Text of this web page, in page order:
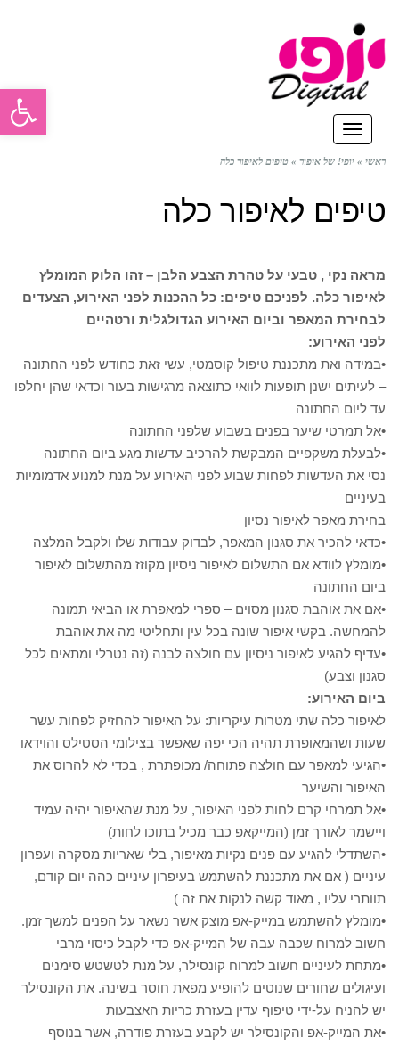
תפריט
ראשי » יופי! של איפור » טיפים לאיפור כלה
טיפים לאיפור כלה
מראה נקי , טבעי על טהרת הצבע הלבן – זהו הלוק המומלץ
לאיפור כלה. לפניכם טיפים: כל ההכנות לפני האירוע, הצעדים
לבחירת המאפר וביום האירוע הגדולגלית ורטהיים
לפני האירוע:
•במידה ואת מתכננת טיפול קוסמטי, עשי זאת כחודש לפני החתונה
– לעיתים ישנן תופעות לוואי כתוצאה מרגישות בעור וכדאי שהן יחלפו
עד ליום החתונה
•אל תמרטי שיער בפנים בשבוע שלפני החתונה
•לבעלת משקפיים המבקשת להרכיב עדשות מגע ביום החתונה –
נסי את העדשות לפחות שבוע לפני האירוע על מנת למנוע אדמומיות
בעיניים
בחירת מאפר לאיפור נסיון
•כדאי להכיר את סגנון המאפר, לבדוק עבודות שלו ולקבל המלצה
•מומלץ לוודא אם התשלום לאיפור ניסיון מקוזז מהתשלום לאיפור
ביום החתונה
•אם את אוהבת סגנון מסוים – ספרי למאפרת או הביאי תמונה
להמחשה. בקשי איפור שונה בכל עין ותחליטי מה את אוהבת
•עדיף להגיע לאיפור ניסיון עם חולצה לבנה (זה נטרלי ומתאים לכל
סגנון וצבע)
ביום האירוע:
לאיפור כלה שתי מטרות עיקריות: על האיפור להחזיק לפחות עשר
שעות ושהמאופרת תהיה הכי יפה שאפשר בצילומי הסטילס והוידאו
•הגיעי למאפר עם חולצה פתוחה/ מכופתרת , בכדי לא להרוס את
האיפור והשיער
•אל תמרחי קרם לחות לפני האיפור, על מנת שהאיפור יהיה עמיד
ויישמר לאורך זמן (המייקאפ כבר מכיל בתוכו לחות)
•השתדלי להגיע עם פנים נקיות מאיפור, בלי שאריות מסקרה ועפרון
עיניים ( אם את מתכננת להשתמש בעיפרון עיניים כהה יום קודם,
תוותרי עליו , מאוד קשה לנקות את זה )
•מומלץ להשתמש במייק-אפ מוצק אשר נשאר על הפנים למשך זמן.
חשוב למרוח שכבה עבה של המייק-אפ כדי לקבל כיסוי מרבי
•מתחת לעיניים חשוב למרוח קונסילר, על מנת לטשטש סימנים
ועיגולים שחורים שנוטים להופיע מפאת חוסר בשינה. את הקונסילר
יש להניח על-ידי טיפוף עדין בעזרת כריות האצבעות
•את המייק-אפ והקונסילר יש לקבע בעזרת פודרה, אשר בנוסף
פתח